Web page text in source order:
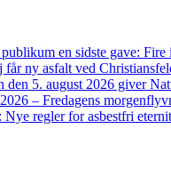
en sidste gave:
ny asfalt ved
den 5. august 2026 giver
– Fredagens
regler for asbestfri